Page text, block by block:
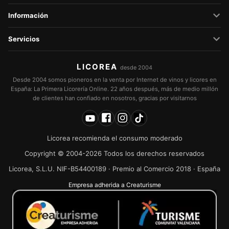
Información
Servicios
LICOREA desde 2004
Desde 2004 somos pioneros en la venta por Internet de vinos y licores en
España: La Primera Licorería Online. 22 años después, más de medio millón
de clientes han confiado en nosotros, gracias por visitarnos
Licorea recomienda el consumo moderado
Copyright © 2004-2026 Todos los derechos reservados
Licorea, S.L.U. NIF-B54400189 · Premio al Comercio 2018 · España
Empresa adherida a Creaturisme